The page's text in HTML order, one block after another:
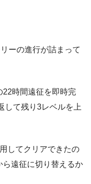
ーの進行が詰まって
22時間遠征を即時完
して残り3レベルを上
してクリアできたの
遠征に切り替えるか